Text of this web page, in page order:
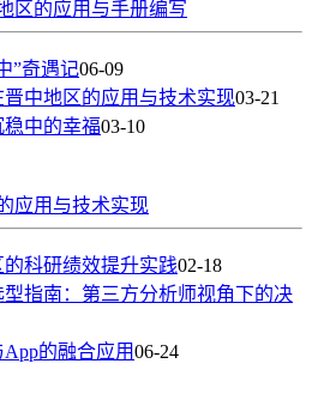
区的应用与手册编写
”奇遇记06-09
中地区的应用与技术实现03-21
中的幸福03-10
应用与技术实现
科研绩效提升实践02-18
指南：第三方分析师视角下的决
的融合应用06-24